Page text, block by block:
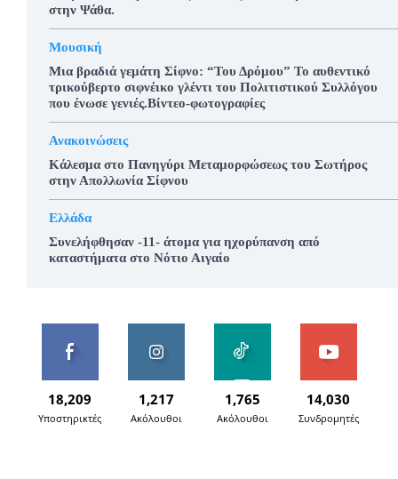
στην Ψάθα.
Μουσική
Μια βραδιά γεμάτη Σίφνο: “Του Δρόμου” Το αυθεντικό
τρικούβερτο σιφνέικο γλέντι του Πολιτιστικού Συλλόγου
που ένωσε γενιές.Βίντεο-φωτογραφίες
Ανακοινώσεις
Κάλεσμα στο Πανηγύρι Μεταμορφώσεως του Σωτήρος
στην Απολλωνία Σίφνου
Ελλάδα
Συνελήφθησαν -11- άτομα για ηχορύπανση από
καταστήματα στο Νότιο Αιγαίο
18,209
Υποστηρικτές
1,217
Ακόλουθοι
1,765
Ακόλουθοι
14,030
Συνδρομητές